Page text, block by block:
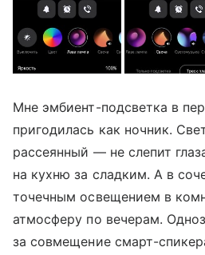
Мне эмбиент-подсветка в
пригодилась как ночник.
рассеянный — не слепит
на кухню за сладким. А в
точечным освещением в
атмосферу по вечерам.
за совмещение смарт-